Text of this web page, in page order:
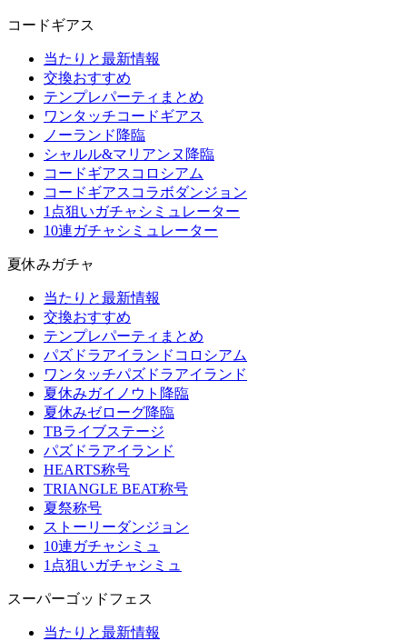
コードギアス
当たりと最新情報
交換おすすめ
テンプレパーティまとめ
ワンタッチコードギアス
ノーランド降臨
シャルル&マリアンヌ降臨
コードギアスコロシアム
コードギアスコラボダンジョン
1点狙いガチャシミュレーター
10連ガチャシミュレーター
夏休みガチャ
当たりと最新情報
交換おすすめ
テンプレパーティまとめ
パズドラアイランドコロシアム
ワンタッチパズドラアイランド
夏休みガイノウト降臨
夏休みゼローグ降臨
TBライブステージ
パズドラアイランド
HEARTS称号
TRIANGLE BEAT称号
夏祭称号
ストーリーダンジョン
10連ガチャシミュ
1点狙いガチャシミュ
スーパーゴッドフェス
当たりと最新情報